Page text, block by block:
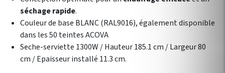
séchage rapide.
Couleur de base BLANC (RAL9016), également disponible
dans les 50 teintes ACOVA
Seche-serviette 1300W / Hauteur 185.1 cm / Largeur 80
cm / Epaisseur installé 11.3 cm.